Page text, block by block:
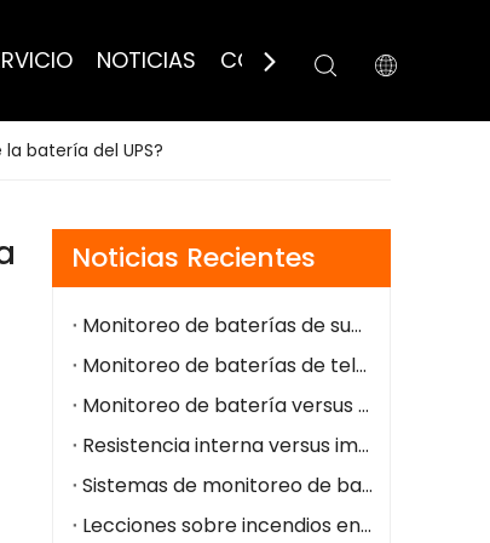
NOTICIAS CONTÁCTANOS
batería del UPS?
Noticias Recientes
Monitoreo de baterías de subestaciones: detección temprana de fallas, operación segura y fácil integración
Monitoreo de baterías de telecomunicaciones: alarmas remotas, menor OPEX, energía de respaldo más segura
Monitoreo de batería versus prueba de batería: diferencias y casos de uso
Resistencia interna versus impedancia: diferencias clave para el estado de la batería
Sistemas de monitoreo de baterías para la industria del petróleo y el gas
Lecciones sobre incendios en centros de datos de NorthC: por qué el monitoreo de la batería en tiempo real es fundamental